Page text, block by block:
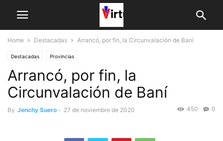
Home Destacadas Arrancó, por fin, la Circunvalación de Baní
Destacadas Provincias
Arrancó, por fin, la
Circunvalación de Baní
By Jenchy Suero - 27 de noviembre de 2020 0
450